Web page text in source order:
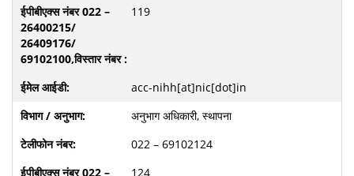
119
acc-nihh[at]nic[dot]in
अनुभाग अधिकारी, स्थापना
022 – 69102124
124